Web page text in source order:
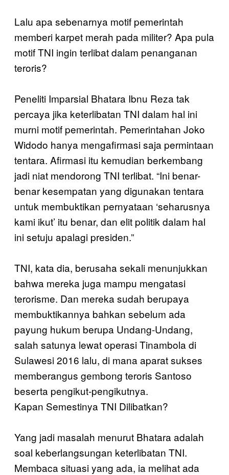
Lalu apa sebenarnya motif pemerintah
memberi karpet merah pada militer? Apa pula
motif TNI ingin terlibat dalam penanganan
teroris?
Peneliti Imparsial Bhatara Ibnu Reza tak
percaya jika keterlibatan TNI dalam hal ini
murni motif pemerintah. Pemerintahan Joko
Widodo hanya mengafirmasi saja permintaan
tentara. Afirmasi itu kemudian berkembang
jadi niat mendorong TNI terlibat. “Ini benar-
benar kesempatan yang digunakan tentara
untuk membuktikan pernyataan ‘seharusnya
kami ikut’ itu benar, dan elit politik dalam hal
ini setuju apalagi presiden.”
TNI, kata dia, berusaha sekali menunjukkan
bahwa mereka juga mampu mengatasi
terorisme. Dan mereka sudah berupaya
membuktikannya bahkan sebelum ada
payung hukum berupa Undang-Undang,
salah satunya lewat operasi Tinambola di
Sulawesi 2016 lalu, di mana aparat sukses
memberangus gembong teroris Santoso
beserta pengikut-pengikutnya.
Kapan Semestinya TNI Dilibatkan?
Yang jadi masalah menurut Bhatara adalah
soal keberlangsungan keterlibatan TNI.
Membaca situasi yang ada, ia melihat ada